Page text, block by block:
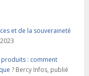
et de la souveraineté
: comment
? Bercy Infos, publié